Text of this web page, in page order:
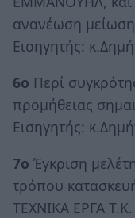
ανανέωση
Εισηγητής:
6ο Περί
προμήθειας
Εισηγητής:
7ο Έγκριση
τρόπου
ΤΕΧΝΙΚΑ ΕΡΓΑ